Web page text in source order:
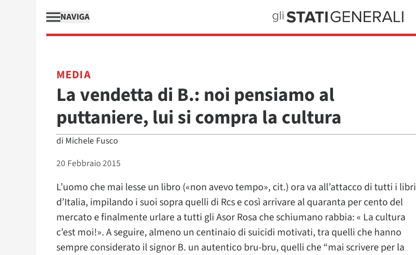
NAVIGA
MEDIA
La vendetta di B.: noi pensiamo al
puttaniere, lui si compra la cultura
di Michele Fusco
20 Febbraio 2015
L’uomo che mai lesse un libro («non avevo tempo», cit.) ora va all’attacco di tutti i libri
d’Italia, impilando i suoi sopra quelli di Rcs e così arrivare al quaranta per cento del
mercato e finalmente urlare a tutti gli Asor Rosa che schiumano rabbia: « La cultura
c’est moi!». A seguire, almeno un centinaio di suicidi motivati, tra quelli che hanno
sempre considerato il signor B. un autentico bru-bru, quelli che “mai scrivere per la